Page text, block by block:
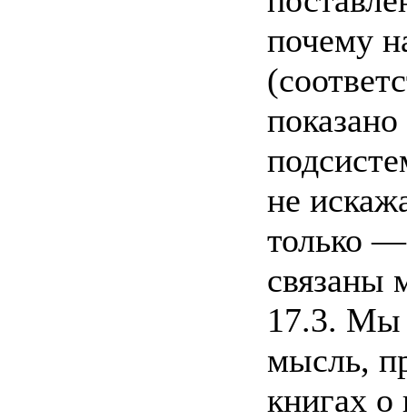
почему
не
только —
связаны
17.3. Мы
мысль,
книгах о